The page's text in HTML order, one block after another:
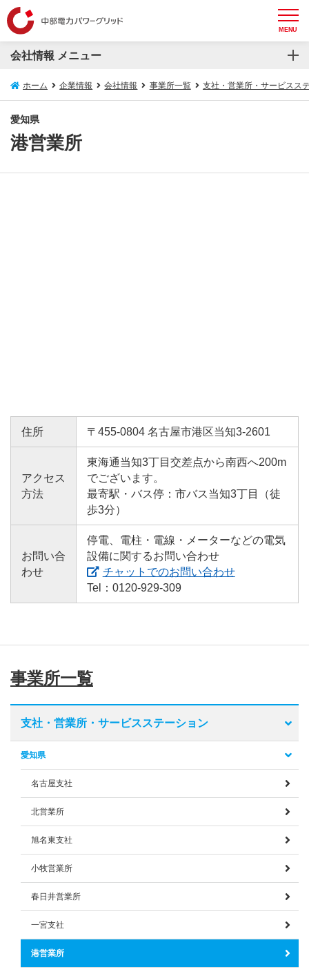
MENU
会社情報 メニュー
会社情報
会社概要
トップメッセージ
設備概要
ホーム 企業情報 会社情報 事業所一覧 支社・営業所・サービスス
愛知県
港営業所
住所 〒455-0804 名古屋市港区当知3-2601
アクセス
方法
東海通当知3丁目交差点から南西へ200m
でございます。
最寄駅・バス停：市バス当知3丁目（徒
歩3分）
お問い合
わせ
停電、電柱・電線・メーターなどの電気
設備に関するお問い合わせ
チャットでのお問い合わせ
Tel：0120-929-309
事業所一覧
支社・営業所・サービスステーション
愛知県
名古屋支社
北営業所
旭名東支社
小牧営業所
春日井営業所
一宮支社
港営業所